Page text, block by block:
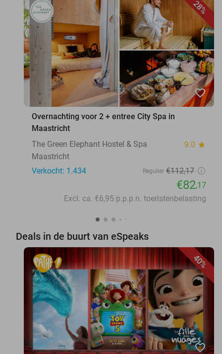
28%
favorite_border
Overnachting voor 2 + entree City Spa in
Maastricht
The Green Elephant Hostel & Spa
9.0 star
Maastricht
Verkocht: 1.434
Regulier €112,17
€82,17
Excl. ca. €6,95 p.p.p.n. toeristenbelasting
Deals in de buurt van eSpeaks
40%
favorite_border